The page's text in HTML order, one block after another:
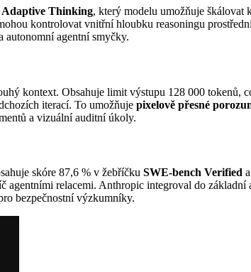
Adaptive Thinking, který modelu umožňuje
kontrolovat vnitřní hloubku reasoningu
agentní smyčky.
kontext. Obsahuje limit výstupu 128 000 tokenů,
iterací. To umožňuje pixelově přesné
a vizuální auditní úkoly.
skóre 87,6 % v žebříčku SWE-bench Verified
relacemi. Anthropic integroval do
bezpečnostní výzkumníky.